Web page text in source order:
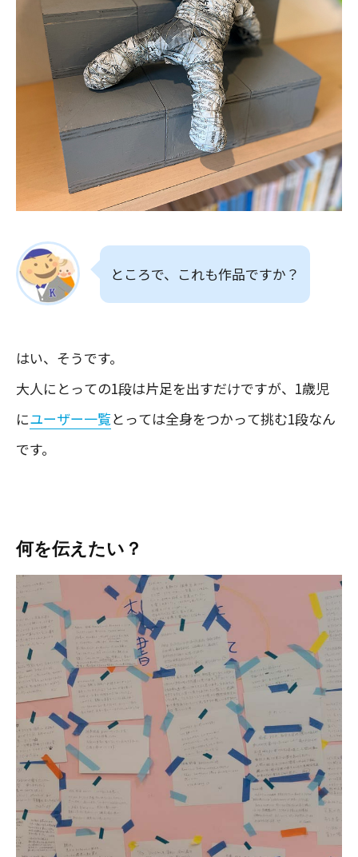
ところで、これも作品ですか？
はい、そうです。
大人にとっての1段は片足を出すだけですが、1歳児
にユーザー一覧とっては全身をつかって挑む1段なん
です。
何を伝えたい？